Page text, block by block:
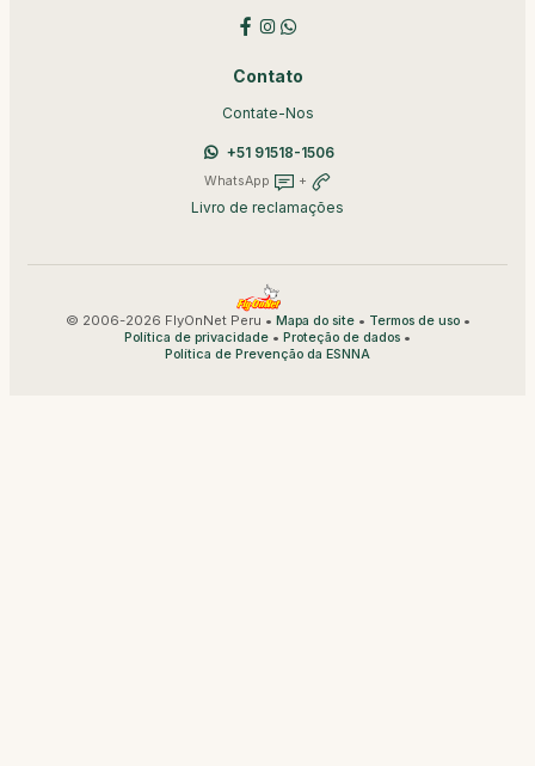
Contato
Contate-Nos
+51 91518-1506
WhatsApp +
Livro de reclamações
© 2006-2026 FlyOnNet Peru • Mapa do site• Termos de uso•
Política de privacidade • Proteção de dados •
Política de Prevenção da ESNNA